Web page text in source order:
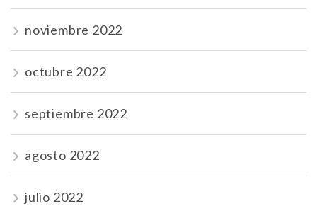
noviembre 2022
octubre 2022
septiembre 2022
agosto 2022
julio 2022